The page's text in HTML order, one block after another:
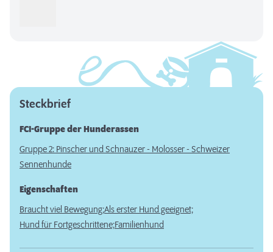
Steckbrief
FCI-Gruppe der Hunderassen
Gruppe 2: Pinscher und Schnauzer - Molosser - Schweizer
Sennenhunde
Eigenschaften
Braucht viel Bewegung;Als erster Hund geeignet;
Hund für Fortgeschrittene;Familienhund